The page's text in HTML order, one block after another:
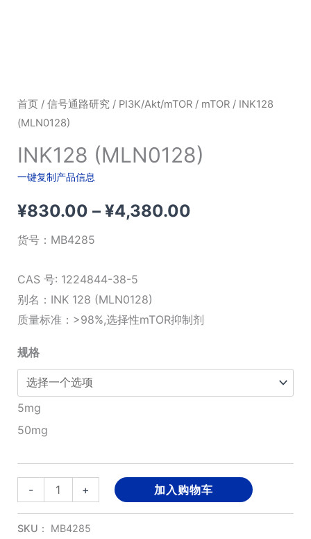
首页/ 信号通路研究/ PI3K/Akt/mTOR/ mTOR/ INK128
(MLN0128)
INK128 (MLN0128)
一键复制产品信息
¥830.00 – ¥4,380.00价
¥830.00
¥4,380.00
货号： MB4285
CAS 号: 1224844-38-5
别名：INK 128 (MLN0128)
质量标准：>98%,选择性mTOR抑制剂
规格
5mg
50mg
-
INK128
(MLN0128)
数
+ 加入购物车
SKU： MB4285